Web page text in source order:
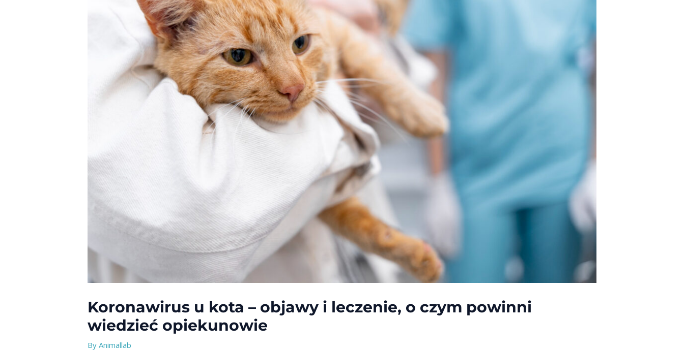
Koronawirus u kota – objawy i leczenie, o czym powinni
wiedzieć opiekunowie
ByAnimallab